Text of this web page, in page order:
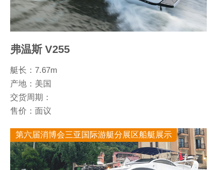
弗温斯 V255
艇长：7.67m
产地：美国
交货周期：
售价：面议
第六届消博会三亚国际游艇分展区船艇展示